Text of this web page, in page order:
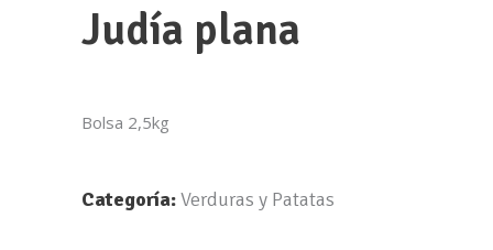
Judía plana
Bolsa 2,5kg
Categoría:Verduras y Patatas